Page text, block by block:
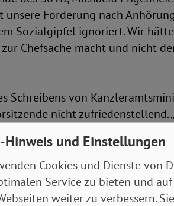
unsere Forderung nach
Sozialgipfel ignoriert. Wir
zur Chefsache macht und nicht
Schreibens von
nicht zufriedenstellend.
geplanten Maßnahmen
Und vieles davon soll erst
die Hilfe aber jetzt. Zum
bei Arbeitslosigkeit und im
und Rentner.“
Hinweis und Einstellungen
Cookies und Dienste von
Service zu bieten und auf
weiter zu verbessern.